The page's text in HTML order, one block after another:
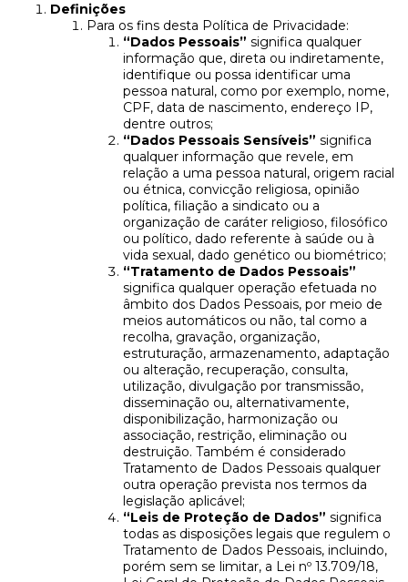
Definições
Para os fins desta Política de Privacidade:
“Dados Pessoais” significa qualquer
informação que, direta ou indiretamente,
identifique ou possa identificar uma
pessoa natural, como por exemplo, nome,
CPF, data de nascimento, endereço IP,
dentre outros;
“Dados Pessoais Sensíveis” significa
qualquer informação que revele, em
relação a uma pessoa natural, origem racial
ou étnica, convicção religiosa, opinião
política, filiação a sindicato ou a
organização de caráter religioso, filosófico
ou político, dado referente à saúde ou à
vida sexual, dado genético ou biométrico;
“Tratamento de Dados Pessoais”
significa qualquer operação efetuada no
âmbito dos Dados Pessoais, por meio de
meios automáticos ou não, tal como a
recolha, gravação, organização,
estruturação, armazenamento, adaptação
ou alteração, recuperação, consulta,
utilização, divulgação por transmissão,
disseminação ou, alternativamente,
disponibilização, harmonização ou
associação, restrição, eliminação ou
destruição. Também é considerado
Tratamento de Dados Pessoais qualquer
outra operação prevista nos termos da
legislação aplicável;
“Leis de Proteção de Dados” significa
todas as disposições legais que regulem o
Tratamento de Dados Pessoais, incluindo,
porém sem se limitar, a Lei nº 13.709/18,